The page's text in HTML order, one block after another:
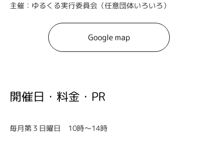
主催：ゆるくる実行委員会（任意団体いろいろ）
Google map
開催日・料金・PR
毎月第３日曜日 10時～14時